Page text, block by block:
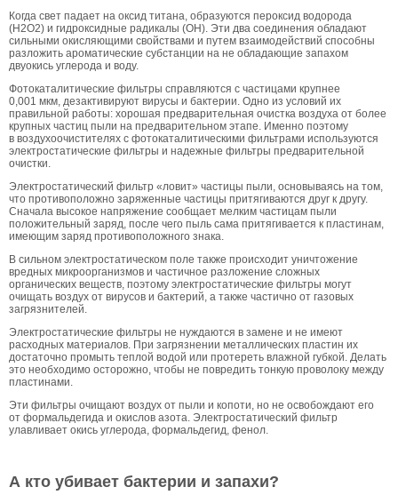
Когда свет падает на оксид титана, образуются пероксид водорода
(H2O2) и гидроксидные радикалы (OH). Эти два соединения обладают
сильными окисляющими свойствами и путем взаимодействий способны
разложить ароматические субстанции на не обладающие запахом
двуокись углерода и воду.
Фотокаталитические фильтры справляются с частицами крупнее
0,001 мкм, дезактивируют вирусы и бактерии. Одно из условий их
правильной работы: хорошая предварительная очистка воздуха от более
крупных частиц пыли на предварительном этапе. Именно поэтому
в воздухоочистителях с фотокаталитическими фильтрами используются
электростатические фильтры и надежные фильтры предварительной
очистки.
Электростатический фильтр «ловит» частицы пыли, основываясь на том,
что противоположно заряженные частицы притягиваются друг к другу.
Сначала высокое напряжение сообщает мелким частицам пыли
положительный заряд, после чего пыль сама притягивается к пластинам,
имеющим заряд противоположного знака.
В сильном электростатическом поле также происходит уничтожение
вредных микроорганизмов и частичное разложение сложных
органических веществ, поэтому электростатические фильтры могут
очищать воздух от вирусов и бактерий, а также частично от газовых
загрязнителей.
Электростатические фильтры не нуждаются в замене и не имеют
расходных материалов. При загрязнении металлических пластин их
достаточно промыть теплой водой или протереть влажной губкой. Делать
это необходимо осторожно, чтобы не повредить тонкую проволоку между
пластинами.
Эти фильтры очищают воздух от пыли и копоти, но не освобождают его
от формальдегида и окислов азота. Электростатический фильтр
улавливает окись углерода, формальдегид, фенол.
А кто убивает бактерии и запахи?